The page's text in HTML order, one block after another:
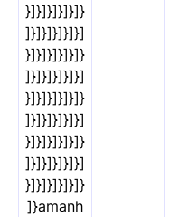
}]}]}]}]}]}
]}]}]}]}]}]
}]}]}]}]}]}
]}]}]}]}]}]
}]}]}]}]}]}
]}]}]}]}]}]
}]}]}]}]}]}
]}]}]}]}]}]
}]}]}]}]}]}
]}amanh